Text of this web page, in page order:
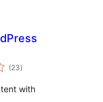
(23總
評)
with